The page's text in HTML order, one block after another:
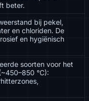
beter.
bij pekel,
en chloriden. De
en hygiënisch
soorten voor het
°C):